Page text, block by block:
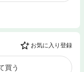
お気に入り登録
買う